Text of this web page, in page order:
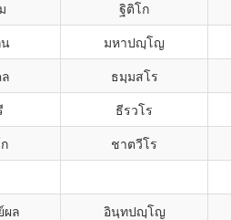
ฐิติโก
มหาปญฺโญ
ธมฺมสโร
ธีรวโร
ชาตวีโร
ผล อินฺทปญฺโญ